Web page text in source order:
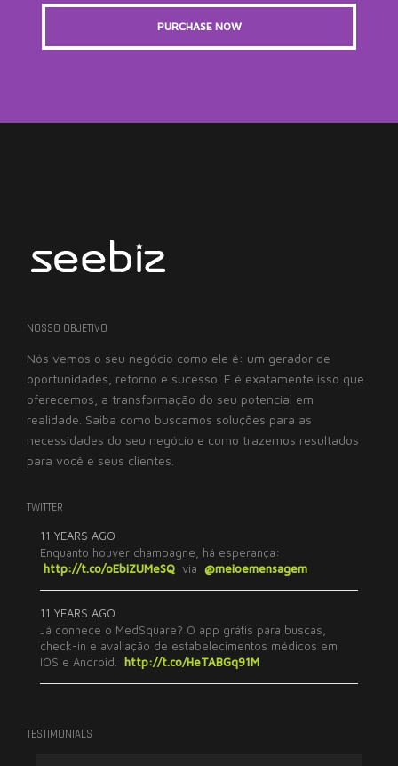
PURCHASE NOW
NOSSO OBJETIVO
Nós vemos o seu negócio como ele é: um gerador de
oportunidades, retorno e sucesso. E é exatamente isso que
oferecemos, a transformação do seu potencial em
realidade. Saiba como buscamos soluções para as
necessidades do seu negócio e como trazemos resultados
para você e seus clientes.
TWITTER
11 YEARS AGO
Enquanto houver champagne, há esperança:
http://t.co/oEbiZUMeSQ via @meioemensagem
11 YEARS AGO
Já conhece o MedSquare? O app grátis para buscas,
check-in e avaliação de estabelecimentos médicos em
IOS e Android. http://t.co/HeTABGq91M
TESTIMONIALS